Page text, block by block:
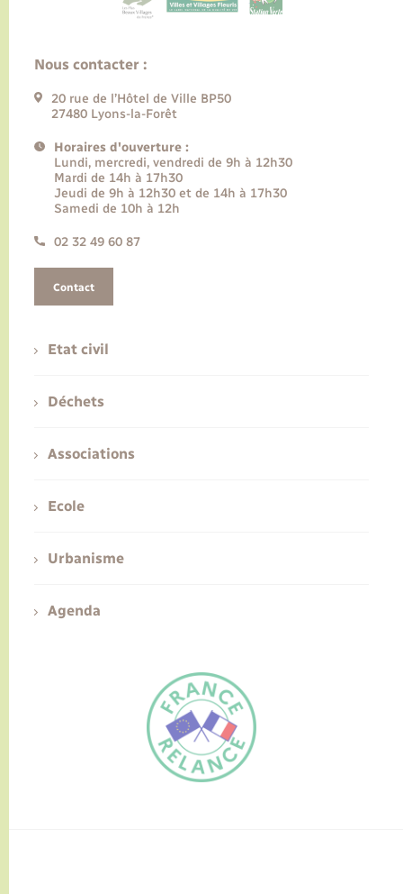
FR
Nous contacter :
20 rue de l’Hôtel de Ville BP50
27480 Lyons-la-Forêt
Horaires d'ouverture :
Lundi, mercredi, vendredi de 9h à 12h30
Mardi de 14h à 17h30
Jeudi de 9h à 12h30 et de 14h à 17h30
Samedi de 10h à 12h
02 32 49 60 87
Contact
Etat civil
Déchets
Associations
Ecole
Urbanisme
Agenda